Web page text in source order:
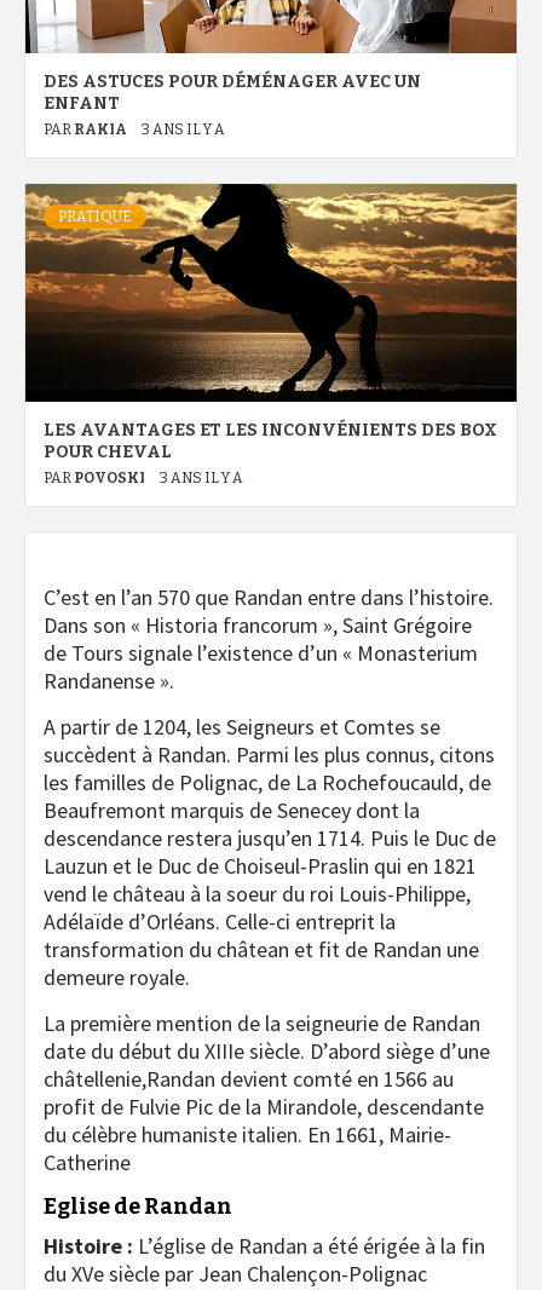
DES ASTUCES POUR DÉMÉNAGER AVEC UN
ENFANT
PAR RAKIA 3 ANS IL Y A
PRATIQUE
LES AVANTAGES ET LES INCONVÉNIENTS DES BOX
POUR CHEVAL
PAR POVOSKI 3 ANS IL Y A
C’est en l’an 570 que Randan entre dans l’histoire.
Dans son « Historia francorum », Saint Grégoire
de Tours signale l’existence d’un « Monasterium
Randanense ».
A partir de 1204, les Seigneurs et Comtes se
succèdent à Randan. Parmi les plus connus, citons
les familles de Polignac, de La Rochefoucauld, de
Beaufremont marquis de Senecey dont la
descendance restera jusqu’en 1714. Puis le Duc de
Lauzun et le Duc de Choiseul-Praslin qui en 1821
vend le château à la soeur du roi Louis-Philippe,
Adélaïde d’Orléans. Celle-ci entreprit la
transformation du châtean et fit de Randan une
demeure royale.
La première mention de la seigneurie de Randan
date du début du XIIIe siècle. D’abord siège d’une
châtellenie,Randan devient comté en 1566 au
profit de Fulvie Pic de la Mirandole, descendante
du célèbre humaniste italien. En 1661, Mairie-
Catherine
Eglise de Randan
Histoire : L’église de Randan a été érigée à la fin
du XVe siècle par Jean Chalençon-Polignac